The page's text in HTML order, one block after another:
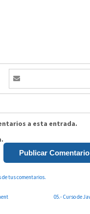
a esta entrada.
de tus comentarios.
05.- Curso de